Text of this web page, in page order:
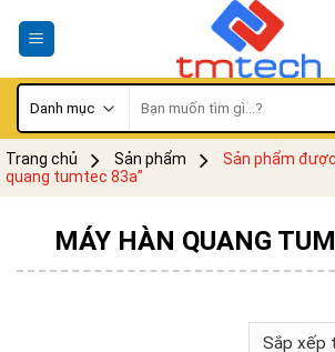
kiếm:
Trang chủ Sản phẩm
Sản phẩm
quang tumtec 83a”
MÁY HÀN QUANG